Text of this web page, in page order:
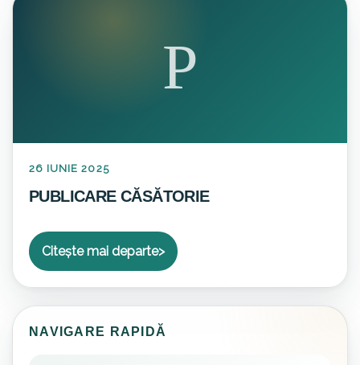
P
26 IUNIE 2025
PUBLICARE CĂSĂTORIE
Citește mai departe
NAVIGARE RAPIDĂ